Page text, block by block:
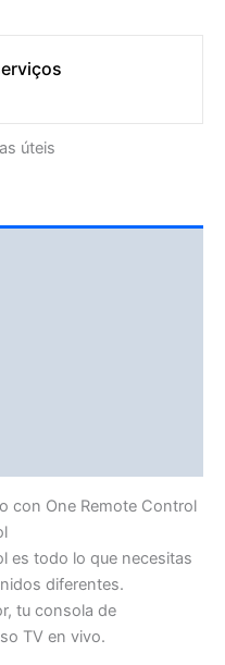
úteis
con One Remote Control
es todo lo que necesitas
diferentes.
tu consola de
TV en vivo.